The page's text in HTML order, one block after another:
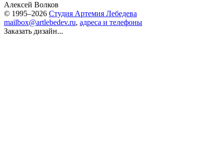
Алексей Волков
© 1995–2026 Студия Артемия Лебедева
mailbox@artlebedev.ru, адреса и телефоны
Заказать дизайн...